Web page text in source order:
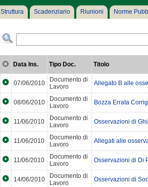
Struttura Scadenziario Riunioni Norme
Data Ins. Tipo Doc. Titolo
07/06/2010
Documento di
Lavoro
Allegato B alle
08/06/2010
Documento di
Lavoro
Bozza Errata
11/06/2010
Documento di
Lavoro
Osservazioni di
11/06/2010
Documento di
Lavoro
Allegati alle
11/06/2010
Documento di
Lavoro
Osservazioni di Di
14/06/2010
Documento di
Lavoro
Osservazioni di